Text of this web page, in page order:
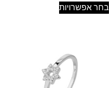
בחר אפשרויות